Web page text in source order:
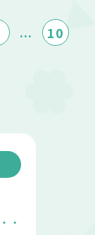
...
10